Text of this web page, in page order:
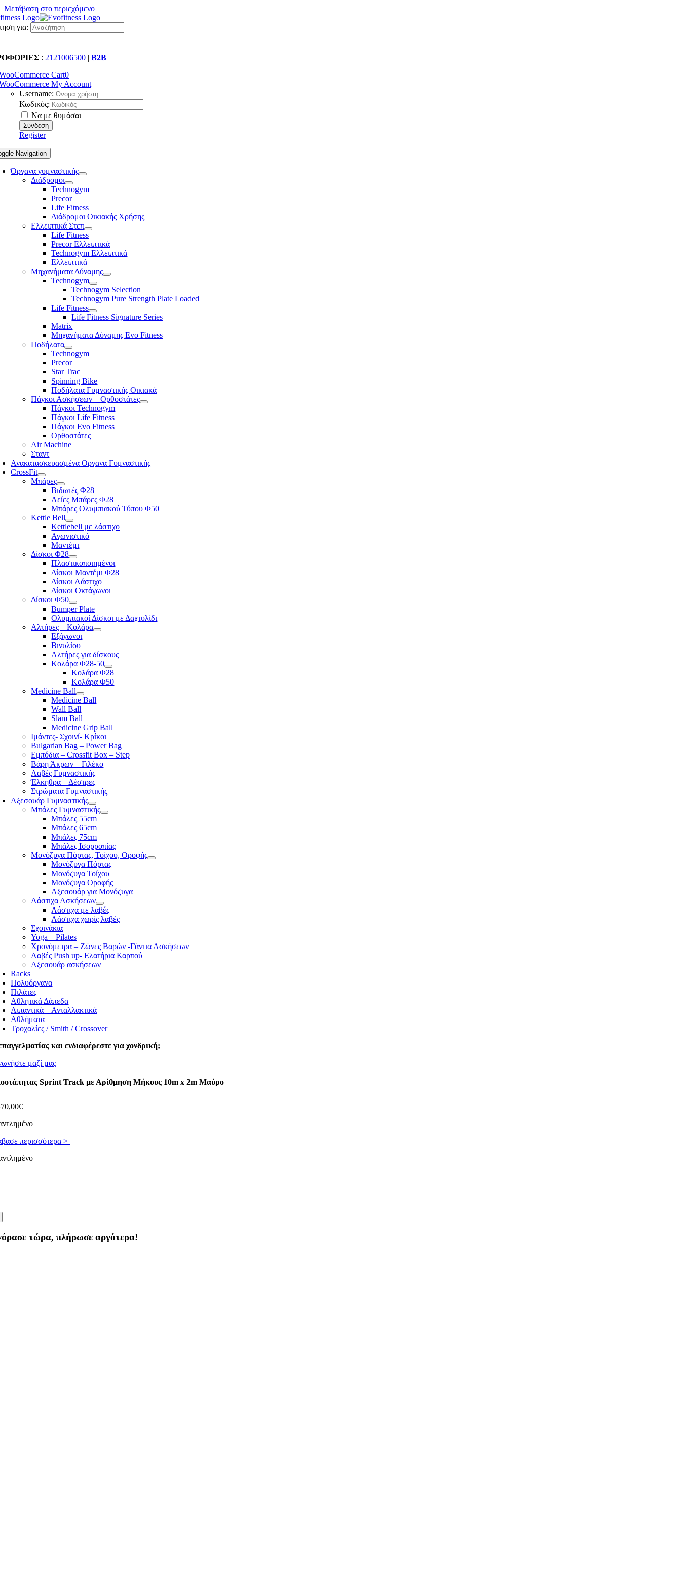
Μετάβαση στο περιεχόμενο
για:
: 2121006500 | B2B
Cart0
My Account
Username:
Κωδικός:
Να με θυμάσαι
Register
Navigation
Όργανα γυμναστικής
Διάδρομοι
Technogym
Precor
Life Fitness
Διάδρομοι Οικιακής Χρήσης
Ελλειπτικά Στεπ
Life Fitness
Precor Ελλειπτικά
Technogym Ελλειπτικά
Ελλειπτικά
Μηχανήματα Δύναμης
Technogym
Technogym Selection
Technogym Pure Strength Plate Loaded
Life Fitness
Life Fitness Signature Series
Matrix
Μηχανήματα Δύναμης Evo Fitness
Ποδήλατα
Technogym
Precor
Star Trac
Spinning Bike
Ποδήλατα Γυμναστικής Οικιακά
Πάγκοι Ασκήσεων – Ορθοστάτες
Πάγκοι Technogym
Πάγκοι Life Fitness
Πάγκοι Evo Fitness
Ορθοστάτες
Air Machine
Σταντ
Ανακατασκευασμένα Οργανα Γυμναστικής
CrossFit
Μπάρες
Βιδωτές Φ28
Λείες Μπάρες Φ28
Μπάρες Ολυμπιακού Τύπου Φ50
Kettle Bell
Kettlebell με λάστιχο
Αγωνιστικό
Μαντέμι
Δίσκοι Φ28
Πλαστικοποιημένοι
Δίσκοι Μαντέμι Φ28
Δίσκοι Λάστιχο
Δίσκοι Οκτάγωνοι
Δίσκοι Φ50
Bumper Plate
Ολυμπιακοί Δίσκοι με Δαχτυλίδι
Αλτήρες – Κολάρα
Εξάγωνοι
Βινυλίου
Αλτήρες για δίσκους
Κολάρα Φ28-50
Κολάρα Φ28
Κολάρα Φ50
Medicine Ball
Medicine Ball
Wall Ball
Slam Ball
Medicine Grip Ball
Ιμάντες- Σχοινί- Κρίκοι
Bulgarian Bag – Power Bag
Εμπόδια – Crossfit Box – Step
Βάρη Άκρων – Γιλέκο
Λαβές Γυμναστικής
Έλκηθρα – Δέστρες
Στρώματα Γυμναστικής
Αξεσουάρ Γυμναστικής
Μπάλες Γυμναστικής
Μπάλες 55cm
Μπάλες 65cm
Μπάλες 75cm
Μπάλες Ισορροπίας
Μονόζυγα Πόρτας, Τοίχου, Οροφής
Μονόζυγα Πόρτας
Μονόζυγα Τοίχου
Μονόζυγα Οροφής
Αξεσουάρ για Μονόζυγα
Λάστιχα Ασκήσεων
Λάστιχα με λαβές
Λάστιχα χωρίς λαβές
Σχοινάκια
Yoga – Pilates
Χρονόμετρα – Ζώνες Βαρών -Γάντια Ασκήσεων
Λαβές Push up- Ελατήρια Καρπού
Αξεσουάρ ασκήσεων
Racks
Πολυόργανα
Πιλάτες
Αθλητικά Δάπεδα
Λιπαντικά – Ανταλλακτικά
Αθλήματα
Τροχαλίες / Smith / Crossover
και ενδιαφέρεστε για χονδρική;
μαζί μας
Sprint Track με Αρίθμηση Μήκους 10m x 2m Μαύρο
€
περισσότερα >
τώρα, πλήρωσε αργότερα!